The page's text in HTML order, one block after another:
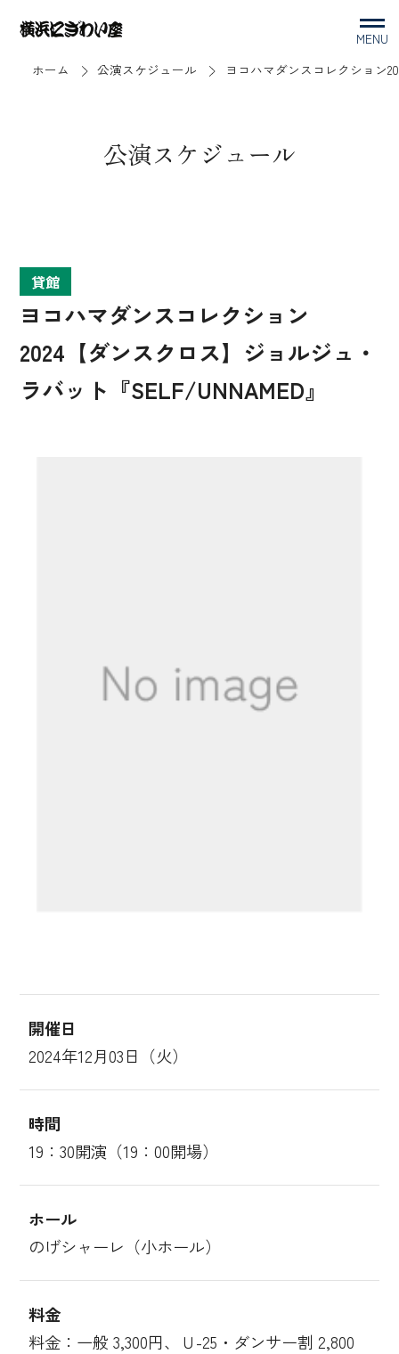
MENU
ホーム 公演スケジュール ヨコハマダンスコレクション
公演スケジュール
貸館
ヨコハマダンスコレクション
2024【ダンスクロス】ジョルジュ・
ラバット『SELF/UNNAMED』
開催日
2024年12月03日（火）
時間
19：30開演（19：00開場）
ホール
のげシャーレ（小ホール）
料金
料金：一般 3,300円、Ｕ-25・ダンサー割 2,800